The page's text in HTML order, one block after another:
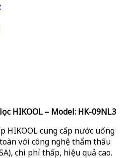
HIKOOL – Model: HK-09NL3
HIKOOL cung cấp nước uống
với công nghệ thẩm thấu
chi phí thấp, hiệu quả cao.